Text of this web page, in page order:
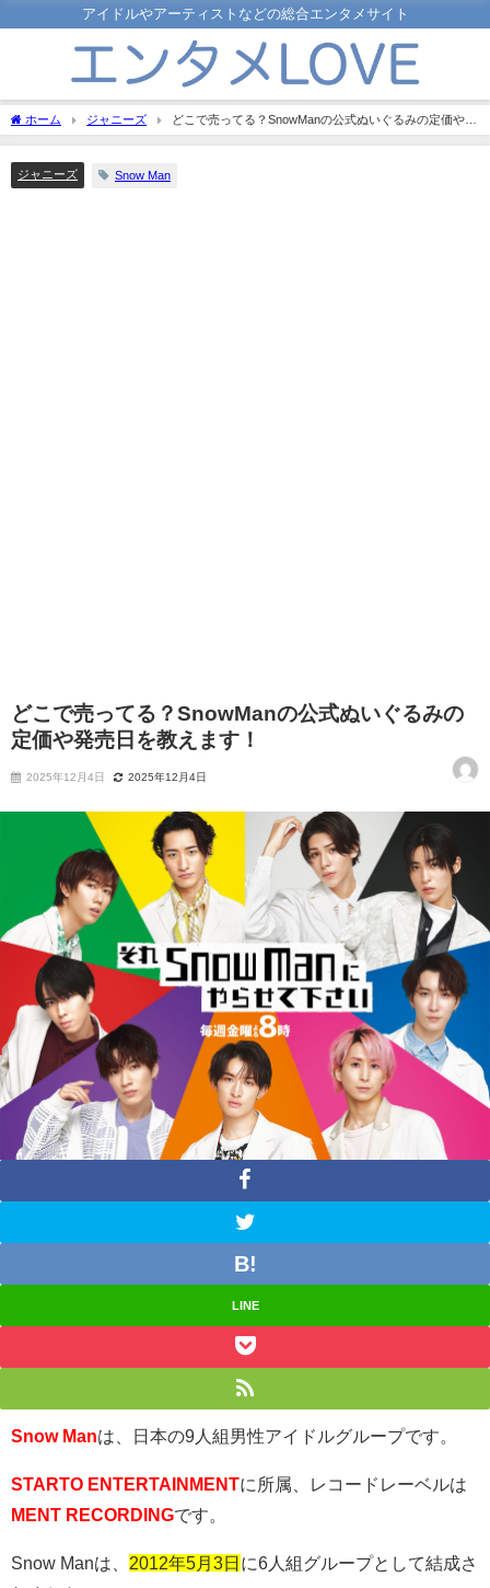
アイドルやアーティストなどの総合エンタメサイト
ホーム ジャニーズ
どこで売ってる？SnowManの公式ぬいぐるみの定価や発
売日を教えます！
ジャニーズ Snow Man
どこで売ってる？SnowManの公式ぬいぐるみの
定価や発売日を教えます！
2025年12月4日 2025年12月4日
LINE
Snow Manは、日本の9 人組男性アイドルグループです。
STARTO ENTERTAINMENTに所属、レコードレーベルは
MENT RECORDINGです。
Snow Manは、 2012年5月3日 に6 人組グループとして結成さ